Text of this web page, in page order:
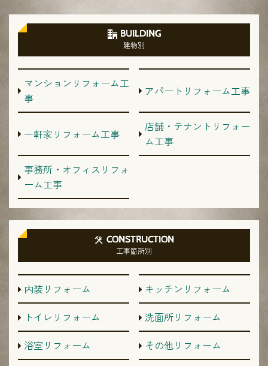
BUILDING
建物別
マンションリフォーム工
事
アパートリフォーム工事
一軒家リフォーム工事
店舗・テナントリフォー
ム工事
事務所・オフィスリフォ
ーム工事
CONSTRUCTION
工事箇所別
内装リフォーム
キッチンリフォーム
トイレリフォーム
洗面所リフォーム
浴室リフォーム
その他リフォーム